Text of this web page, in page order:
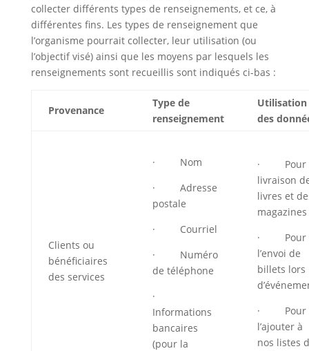
collecter différents types de renseignements, et ce, à
différentes fins. Les types de renseignement que
l’organisme pourrait collecter, leur utilisation (ou
l’objectif visé) ainsi que les moyens par lesquels les
renseignements sont recueillis sont indiqués ci-bas :
Provenance
Type de
renseignement
Utilisation
des
Clients ou
bénéficiaires
des services
· Nom
· Adresse
postale
· Courriel
· Numéro
de téléphone
·
Informations
bancaires
(pour la
· Pour
livraison
livres et
magazines
· Pour
l’envoi de
billets lors
· Pour
l’ajouter à
nos listes